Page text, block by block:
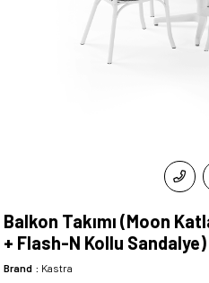
Balkon Takımı (Moon
+ Flash-N Kollu Sandalye)
Brand : Kastra